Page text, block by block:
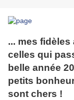
... mes
celles qui
belle année
petits
sont chers !